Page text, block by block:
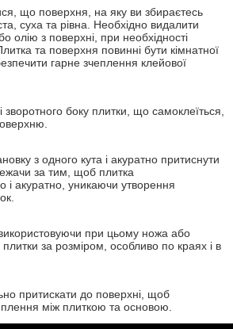
що поверхня, на яку ви збираєтесь
суха та рівна. Необхідно видалити
олію з поверхні, при необхідності
та поверхня повинні бути кімнатної
гарне зчеплення клейової
зворотного боку плитки, що самоклеїться,
з одного кута і акуратно притиснути
за тим, щоб плитка
і акуратно, уникаючи утворення
при цьому ножа або
за розміром, особливо по краях і в
притискати до поверхні, щоб
між плиткою та основою.